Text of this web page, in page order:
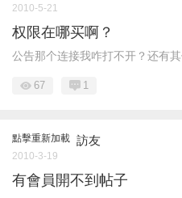
2010-5-21
权限在哪买啊？
公告那个连接我咋打不开？还有
67 1
點擊重新加載 訪友
2010-3-19
有會員開不到帖子